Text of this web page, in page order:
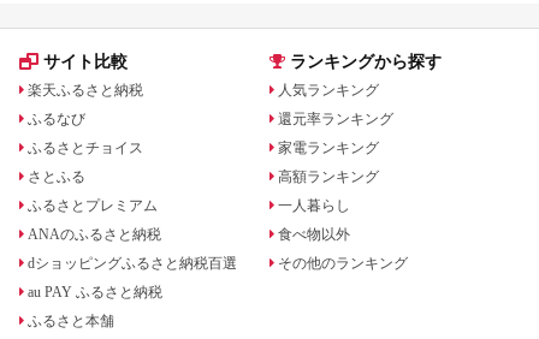
サイト比較
楽天ふるさと納税
ふるなび
ふるさとチョイス
さとふる
ふるさとプレミアム
ANAのふるさと納税
dショッピングふるさと納税百選
au PAY ふるさと納税
ふるさと本舗
ランキングから探す
人気ランキング
還元率ランキング
家電ランキング
高額ランキング
一人暮らし
食べ物以外
その他のランキング